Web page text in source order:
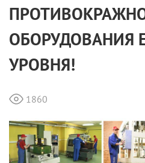
ОБОРУДОВАНИЯ
УРОВНЯ!
1860